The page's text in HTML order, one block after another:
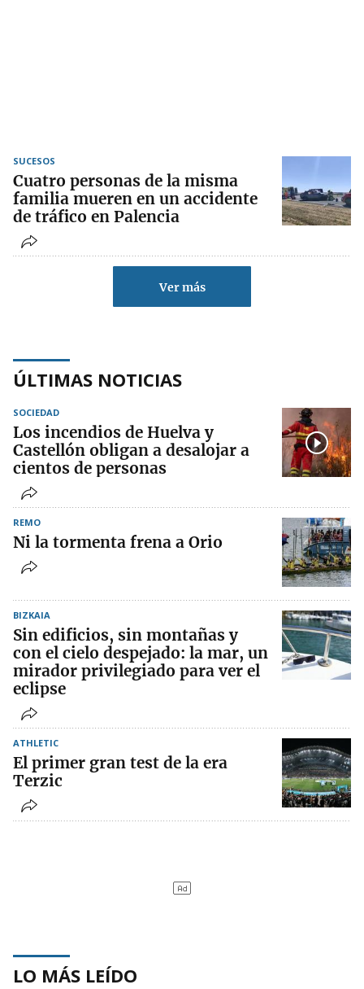
SUCESOS
Cuatro personas de la misma
familia mueren en un accidente
de tráfico en Palencia
Ver más
ÚLTIMAS NOTICIAS
SOCIEDAD
Los incendios de Huelva y
Castellón obligan a desalojar a
cientos de personas
REMO
Ni la tormenta frena a Orio
BIZKAIA
Sin edificios, sin montañas y
con el cielo despejado: la mar, un
mirador privilegiado para ver el
eclipse
ATHLETIC
El primer gran test de la era
Terzic
LO MÁS LEÍDO